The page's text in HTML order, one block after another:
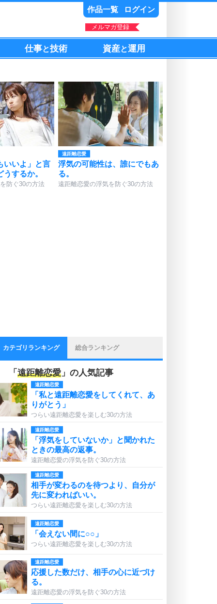
作品一覧 ログイン
メルマガ登録
仕事と技術 資産と運用
いいよ」と言
するか。
防ぐ30の方法
遠距離恋愛
浮気の可能性は、誰にでもあ
る。
遠距離恋愛の浮気を防ぐ30の方法
カテゴリランキング 総合ランキング
「 遠距離恋愛 」の人気記事
遠距離恋愛
「私と遠距離恋愛をしてくれて、あ
りがとう」
つらい遠距離恋愛を楽しむ30の方法
遠距離恋愛
「浮気をしていないか」と聞かれた
ときの最高の返事。
遠距離恋愛の浮気を防ぐ30の方法
遠距離恋愛
相手が変わるのを待つより、自分が
先に変わればいい。
つらい遠距離恋愛を楽しむ30の方法
遠距離恋愛
「会えない間に○○」
つらい遠距離恋愛を楽しむ30の方法
遠距離恋愛
応援した数だけ、相手の心に近づけ
る。
遠距離恋愛の浮気を防ぐ30の方法